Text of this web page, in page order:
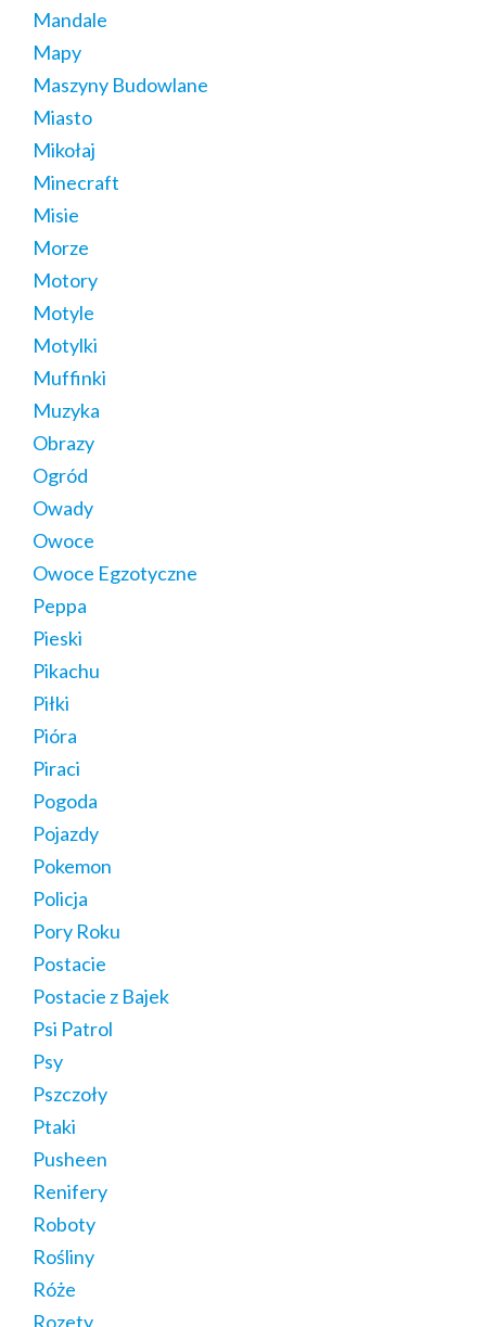
Mandale
Mapy
Maszyny Budowlane
Miasto
Mikołaj
Minecraft
Misie
Morze
Motory
Motyle
Motylki
Muffinki
Muzyka
Obrazy
Ogród
Owady
Owoce
Owoce Egzotyczne
Peppa
Pieski
Pikachu
Piłki
Pióra
Piraci
Pogoda
Pojazdy
Pokemon
Policja
Pory Roku
Postacie
Postacie z Bajek
Psi Patrol
Psy
Pszczoły
Ptaki
Pusheen
Renifery
Roboty
Rośliny
Róże
Rozety